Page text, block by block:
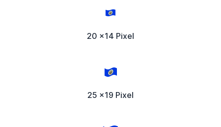
20 x14 Pixel
25 x19 Pixel